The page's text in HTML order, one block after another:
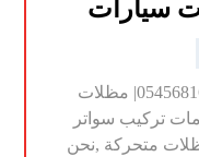
بناء مظلات في ام القيوين |0545681606| مظلات
تركيب سواتر
متحركة ,نحن